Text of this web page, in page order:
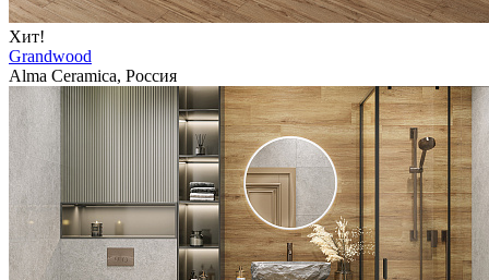
Хит!
Grandwood
Alma Ceramica, Россия